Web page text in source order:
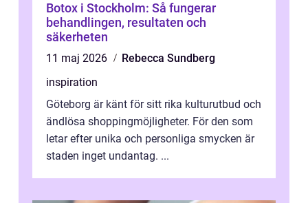
Botox i Stockholm: Så fungerar
behandlingen, resultaten och
säkerheten
11 maj 2026
Rebecca Sundberg
inspiration
Göteborg är känt för sitt rika kulturutbud och
ändlösa shoppingmöjligheter. För den som
letar efter unika och personliga smycken är
staden inget undantag. ...